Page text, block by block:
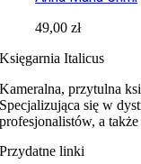
49,00zł
Księgarnia Italicus
Kameralna, przytulna
Specjalizująca się w
profesjonalistów, a
Przydatne linki